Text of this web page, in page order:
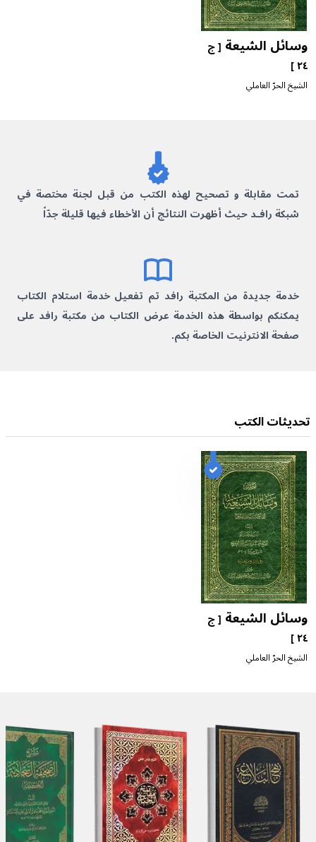
وسائل الشيعة [ ج
٢٤ ]
الشيخ الحرّ العاملي
تمت مقابلة و تصحيح لهذه الكتب من قبل لجنة مختصة في
شبكة رافـد حیث أظهرت النتائج أن الأخطاء فیها قلیلة جدّاً
خدمة جديدة من المكتبة رافد تم تفعيل خدمة استلام الكتاب
يمكنكم بواسطة هذه الخدمة عرض الكتاب من مكتبة رافد على
صفحة الانترنيت الخاصة بكم.
تحدیثات الکتب
وسائل الشيعة [ ج
٢٤ ]
الشيخ الحرّ العاملي